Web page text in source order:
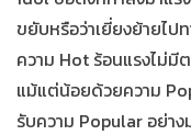
ขยับหรือว่าเยี่ยงย้ายไป
ความ Hot ร้อนแรงไม่มี
แม้แต่น้อยด้วยความ
รับความ Popular อย่า